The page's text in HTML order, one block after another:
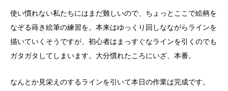
使い慣れない私たちにはまだ難しいので、ちょっとここで絵柄を
なぞる蒔き絵筆の練習を。 本来はゆっくり回しなながらラインを
描いていくそうですが、 初心者はまっすぐなラインを引くのでも
ガタガタしてしまいます。 大分慣れたころにいざ、本番。
なんとか見栄えのするラインを引いて本日の作業は完成です。